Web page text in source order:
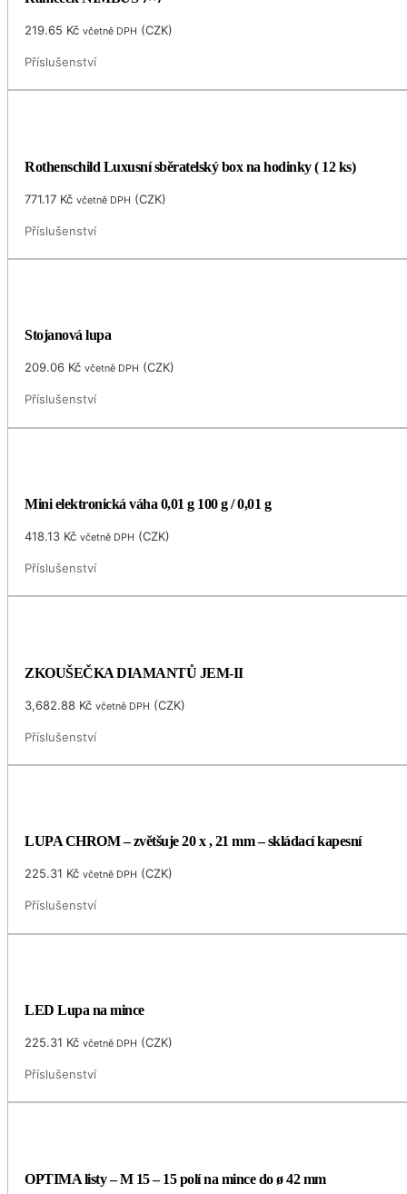
219.65 Kč včetně DPH (CZK)
Příslušenství
Rothenschild Luxusní sběratelský box na hodinky ( 12 ks)
771.17 Kč včetně DPH (CZK)
Příslušenství
Stojanová lupa
209.06 Kč včetně DPH (CZK)
Příslušenství
Mini elektronická váha 0,01 g 100 g / 0,01 g
418.13 Kč včetně DPH (CZK)
Příslušenství
ZKOUŠEČKA DIAMANTŮ JEM-II
3,682.88 Kč včetně DPH (CZK)
Příslušenství
LUPA CHROM – zvětšuje 20 x , 21 mm – skládací kapesní
225.31 Kč včetně DPH (CZK)
Příslušenství
LED Lupa na mince
225.31 Kč včetně DPH (CZK)
Příslušenství
OPTIMA listy – M 15 – 15 polí na mince do ø 42 mm